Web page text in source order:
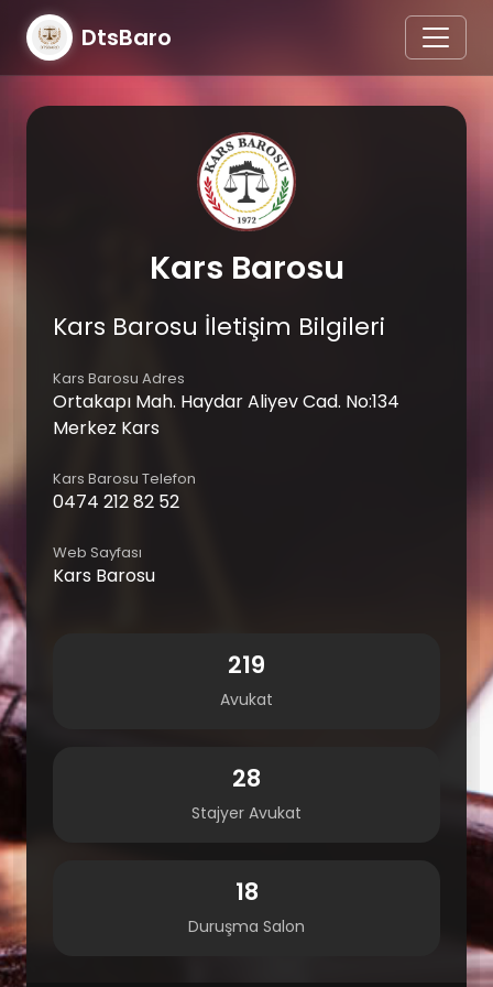
DtsBaro
Kars Barosu
Kars Barosu İletişim Bilgileri
Kars Barosu Adres
Ortakapı Mah. Haydar Aliyev Cad. No:134
Merkez Kars
Kars Barosu Telefon
0474 212 82 52
Web Sayfası
Kars Barosu
219
Avukat
28
Stajyer Avukat
18
Duruşma Salon